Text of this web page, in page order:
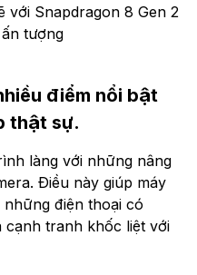
với Snapdragon 8 Gen 2
tượng
điểm nổi bật
thật sự.
làng với những nâng
Điều này giúp máy
điện thoại có
cạnh tranh khốc liệt với